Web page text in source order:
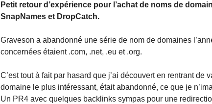
Petit retour d’expérience pour l’achat de noms de
SnapNames et DropCatch.
Graveson a abandonné une série de nom de domaines
concernées étaient .com, .net, .eu et .org.
C’est tout à fait par hasard que j’ai découvert en rentrant de
domaine le plus intéressant, était abandonné, ce que je
Un PR4 avec quelques backlinks sympas pour une